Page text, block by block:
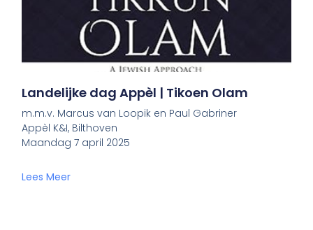
Landelijke dag Appèl | Tikoen Olam
m.m.v. Marcus van Loopik en Paul Gabriner
Appèl K&I, Bilthoven
Maandag 7 april 2025
Lees Meer